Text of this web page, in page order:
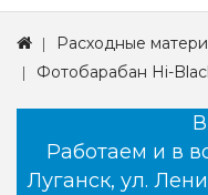
Расходные
Фотобарабан Hi-
Работаем и в
Луганск, ул.